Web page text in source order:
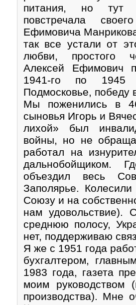
питания, но тут
повстречала
Ефимовича
так все устали от
любви, простого
Алексей Ефимович
1941-го по 1945
Подмосковье, победу
Мы поженились в
сыновья Игорь и
лихой» был
войны, но не
работал на
дальнобойщиком.
объездил весь
Заполярье.
Союзу и на
нам удовольствие).
среднюю полосу,
нет, поддерживаю
Я же с 1951 года
бухгалтером,
1983 года, газета
моим руководством
производства). Мне